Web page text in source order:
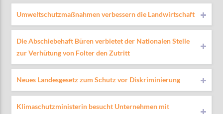
Umweltschutzmaßnahmen verbessern die Landwirtschaft
Die Abschiebehaft Büren verbietet der Nationalen Stelle
zur Verhütung von Folter den Zutritt
Neues Landesgesetz zum Schutz vor Diskriminierung
Klimaschutzministerin besucht Unternehmen mit